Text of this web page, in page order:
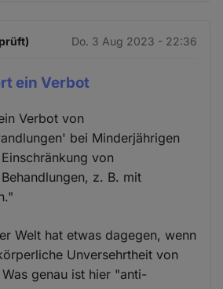
Do. 3 Aug 2023 - 22:36
ein Verbot
Verbot von
bei Minderjährigen
von
z. B. mit
Welt hat etwas dagegen, wenn
Unversehrtheit von
genau ist hier "anti-